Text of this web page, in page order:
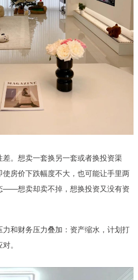
。想卖一套换另一套或者换投资渠
房价下跌幅度不大，也可能让手里两
——想卖却卖不掉，想换投资又没有资
和财务压力叠加：资产缩水，计划打
。